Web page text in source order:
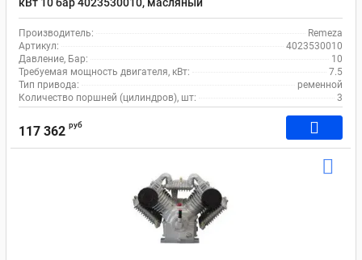
Производитель:
Remeza
Артикул:
4023530010
Давление, Бар:
10
Требуемая мощность двигателя, кВт:
7.5
Тип привода:
ременной
Количество поршней (цилиндров), шт:
3
117 362 руб